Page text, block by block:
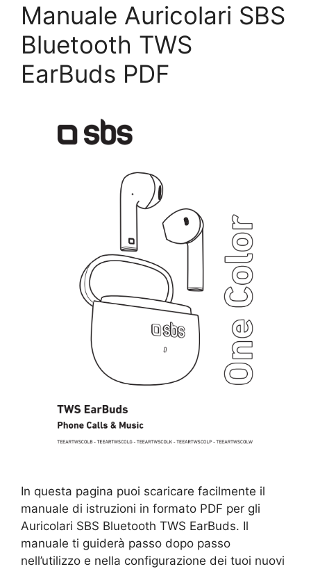
Manuale Auricolari SBS
Bluetooth TWS
EarBuds PDF
In questa pagina puoi scaricare facilmente il
manuale di istruzioni in formato PDF per gli
Auricolari SBS Bluetooth TWS EarBuds. Il
manuale ti guiderà passo dopo passo
nell’utilizzo e nella configurazione dei tuoi nuovi